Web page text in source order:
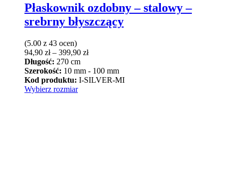
Płaskownik ozdobny – stalowy –
srebrny błyszczący
(5.00 z 43 ocen)
94,90 zł – 399,90 złZakres
od
94,90 zł
Długość: 270 cm
Szerokość: 10 mm - 100 mm
Kod produktu: I-SILVER-MI
Wybierz rozmiarTen